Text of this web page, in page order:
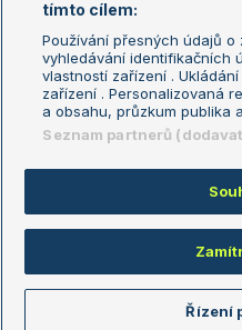
Podmínky užití
GDPR a žurnalistika
Kontakt
Copyright © 2008-2026
tímto cílem:
Používání přesných údajů o
vyhledávání identifikačních
vlastností zařízení .
zařízení . Personalizovaná
a obsahu, průzkum publika
Seznam partnerů
Řízení